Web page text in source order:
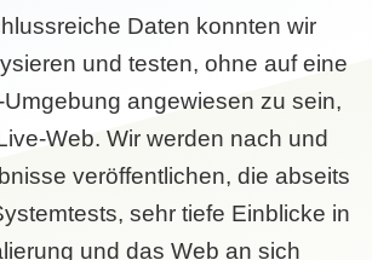
Daten konnten wir
und testen, ohne auf eine
angewiesen zu sein,
Web. Wir werden nach und
veröffentlichen, die abseits
sehr tiefe Einblicke in
und das Web an sich